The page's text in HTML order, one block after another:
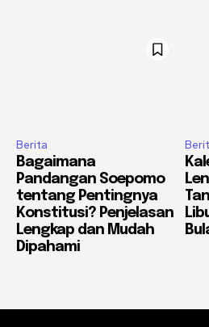
Berita
Bagaimana
Pandangan Soepomo
tentang Pentingnya
Konstitusi? Penjelasan
Lengkap dan Mudah
Dipahami